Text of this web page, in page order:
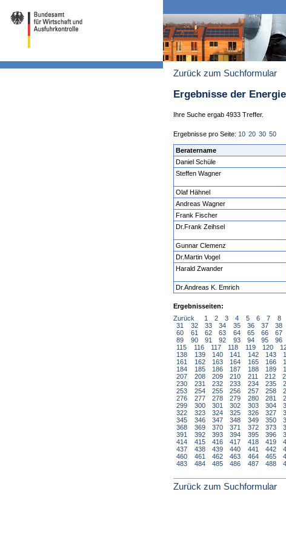
Zurück zum Suchformular
Ergebnisse der
Ihre Suche ergab 4933 Treffer.
Ergebnisse pro Seite: 10 20 30 50
Beratername
Daniel Schüle
Steffen Wagner
Olaf Hähnel
Andreas Wagner
Frank Fischer
Dr.Frank Zeihsel
Gunnar Clemenz
Dr.Martin Vogel
Harald Zwander
Dr.Andreas K. Emrich
Ergebnisseiten:
Zurück
1 2 3 4 5 6 7 8
31
32 33 34 35 36 37 38
60
61 62 63 64 65 66 67
89
90 91 92 93 94 95 96
115
116 117 118 119 120
138
139 140 141 142 143
161
162 163 164 165 166
184
185 186 187 188 189
207
208 209 210 211 212
230
231 232 233 234 235
253
254 255 256 257 258
276
277 278 279 280 281
299
300 301 302 303 304
322
323 324 325 326 327
345
346 347 348 349 350
368
369 370 371 372 373
391
392 393 394 395 396
414
415 416 417 418 419
437
438 439 440 441 442
460
461 462 463 464 465
483
484 485 486 487 488
Zurück zum Suchformular